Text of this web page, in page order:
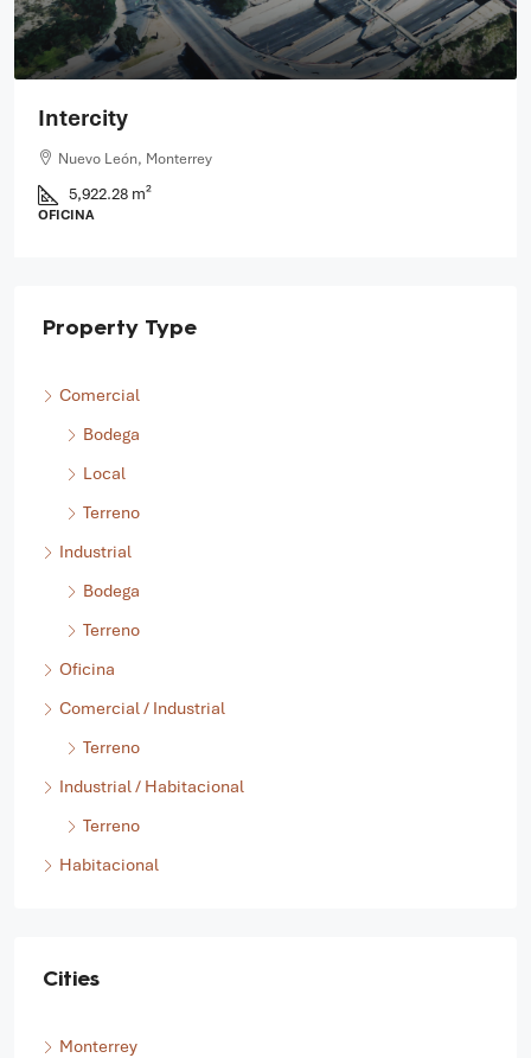
Intercity
Nuevo León, Monterrey
5,922.28 m²
OFICINA
Property Type
Comercial
Bodega
Local
Terreno
Industrial
Bodega
Terreno
Oficina
Comercial / Industrial
Terreno
Industrial / Habitacional
Terreno
Habitacional
Cities
Monterrey